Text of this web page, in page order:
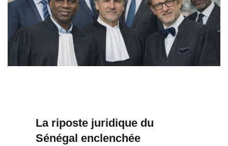
La riposte juridique du
Sénégal enclenchée